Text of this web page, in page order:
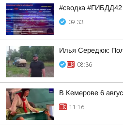
#сводка #ГИБДД42
09:33
Илья Середюк:
08:36
В Кемерове 6
11:16